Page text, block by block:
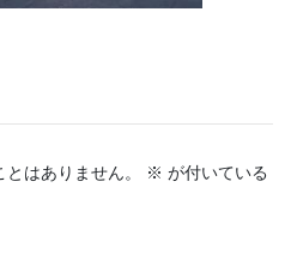
はありません。 ※ が付いている